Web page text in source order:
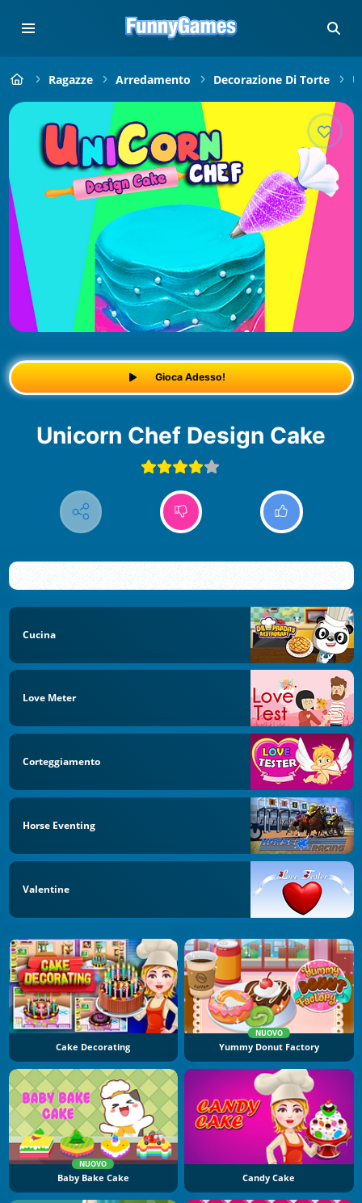
Ragazze Arredamento Decorazione Di Torte
Gioca Adesso!
Unicorn Chef Design Cake
Cucina
Love Meter
Corteggiamento
Horse Eventing
Valentine
Cake Decorating
NUOVO
Yummy Donut Factory
NUOVO
Baby Bake Cake Candy Cake